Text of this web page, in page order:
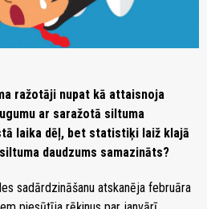
ražotāji nupat kā attaisnoja
ar saražotā siltuma
laika dēļ, bet statistiķi laiž klajā
daudzums samazināts?
sadārdzināšanu atskanēja februāra